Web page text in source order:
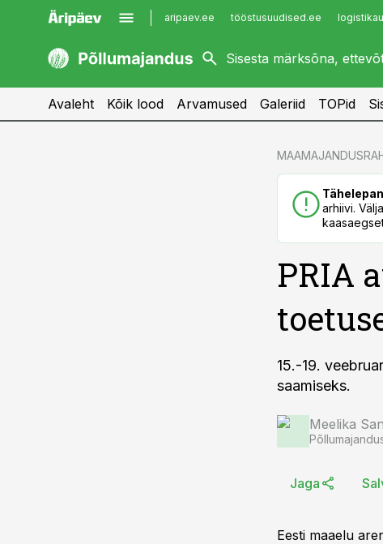
aripaev.ee tööstusuudised.ee
kaubandus.ee
kinnisvarauudised.ee
imelineajalugu.ee
Avaleht Kõik lood Arvamused Galeriid TOPid
arhiivi.
PRIA
15.-19.
saamiseks.
Meelika
Jaga
Eesti maaelu